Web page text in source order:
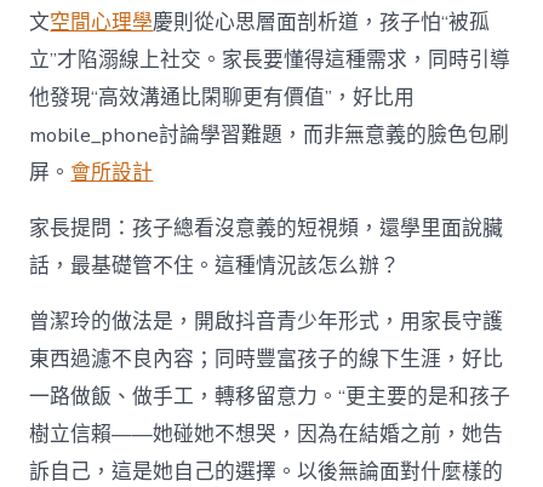
文空間心理學慶則從心思層面剖析道，孩子怕“被孤
立”才陷溺線上社交。家長要懂得這種需求，同時引導
他發現“高效溝通比閑聊更有價值”，好比用
mobile_phone討論學習難題，而非無意義的臉色包刷
屏。會所設計
家長提問：孩子總看沒意義的短視頻，還學里面說臟
話，最基礎管不住。這種情況該怎么辦？
曾潔玲的做法是，開啟抖音青少年形式，用家長守護
東西過濾不良內容；同時豐富孩子的線下生涯，好比
一路做飯、做手工，轉移留意力。“更主要的是和孩子
樹立信賴——她碰她不想哭，因為在結婚之前，她告
訴自己，這是她自己的選擇。以後無論面對什麼樣的